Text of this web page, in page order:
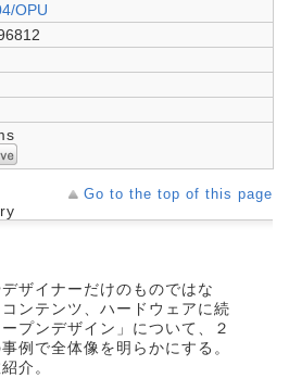
OPU
Go to the top of this page
ザイナーだけのものではな
ンテンツ、ハードウェアに続
プンデザイン」について、２
例で全体像を明らかにする。
介。